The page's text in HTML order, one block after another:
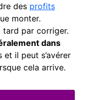
des profits
monter.
par corriger.
dans
il peut s’avérer
cela arrive.